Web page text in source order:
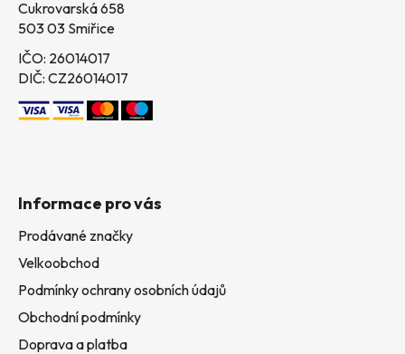
Cukrovarská 658
503 03 Smiřice
IČO: 26014017
DIČ: CZ26014017
Informace pro vás
Prodávané značky
Velkoobchod
Podmínky ochrany osobních údajů
Obchodní podmínky
Doprava a platba